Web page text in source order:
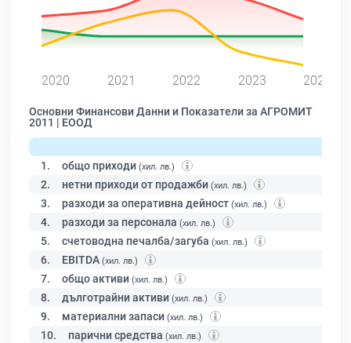
2020 2021 2022 2023 2024
Основни Финансови Данни и Показатели за АГРОМИТ
2011 | ЕООД
1. общо приходи (хил. лв.)
2. нетни приходи от продажби (хил. лв.)
3. разходи за оперативна дейност (хил. лв.)
4. разходи за персонала (хил. лв.)
5. счетоводна печалба/загуба (хил. лв.)
6. EBITDA (хил. лв.)
7. общо активи (хил. лв.)
8. дълготрайни активи (хил. лв.)
9. материални запаси (хил. лв.)
10. парични средства (хил. лв.)